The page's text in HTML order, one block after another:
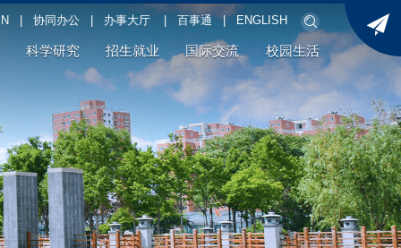
协同办公 办事大厅 百事通 | ENGLISH
科学研究 招生就业 国际交流 校园生活